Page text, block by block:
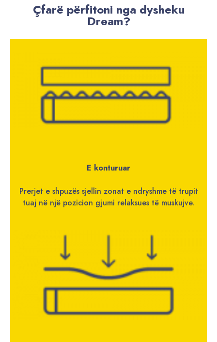
Çfarë përfitoni nga dysheku
Dream?
E konturuar
Prerjet e shpuzës sjellin zonat e ndryshme të trupit
tuaj në një pozicion gjumi relaksues të muskujve.